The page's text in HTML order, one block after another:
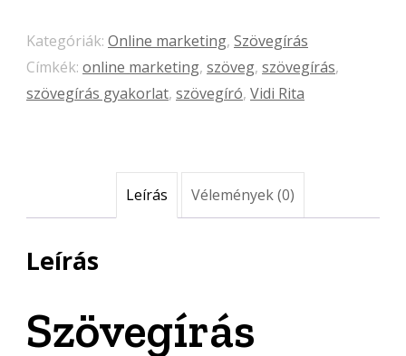
Kategóriák: Online marketing, Szövegírás
Címkék: online marketing, szöveg, szövegírás,
szövegírás gyakorlat, szövegíró, Vidi Rita
Leírás Vélemények (0)
Leírás
Szövegírás